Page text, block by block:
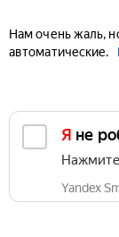
Нам очень жаль,
автоматические.
Я не
Yandex